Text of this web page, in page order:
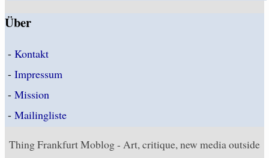
Über
- Kontakt
- Impressum
- Mission
- Mailingliste
Thing Frankfurt Moblog - Art, critique, new media outside